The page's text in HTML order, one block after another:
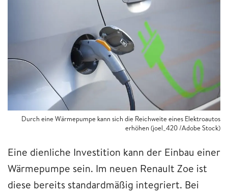
Durch eine Wärmepumpe kann sich die Reichweite eines Elektroautos
erhöhen (joel_420 /Adobe Stock)
Eine dienliche Investition kann der Einbau einer
Wärmepumpe sein. Im neuen Renault Zoe ist
diese bereits standardmäßig integriert. Bei